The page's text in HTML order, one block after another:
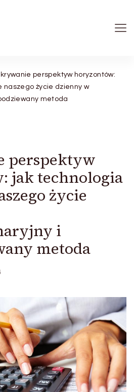
perspektyw horyzontów:
życie dzienny w
metoda
perspektyw
jak technologia
życie
i
metoda